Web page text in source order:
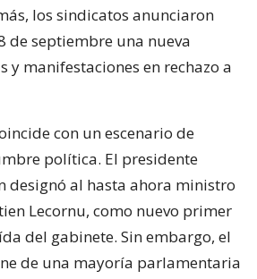
los sindicatos anunciaron
de septiembre una nueva
y manifestaciones en rechazo a
con un escenario de
política. El presidente
designó al hasta ahora ministro
Lecornu, como nuevo primer
del gabinete. Sin embargo, el
de una mayoría parlamentaria